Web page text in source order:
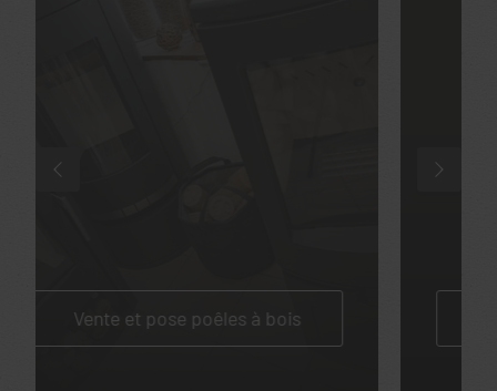
Devis poêle à granulés